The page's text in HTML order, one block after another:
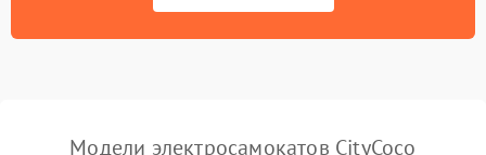
Модели электросамокатов CityCoco